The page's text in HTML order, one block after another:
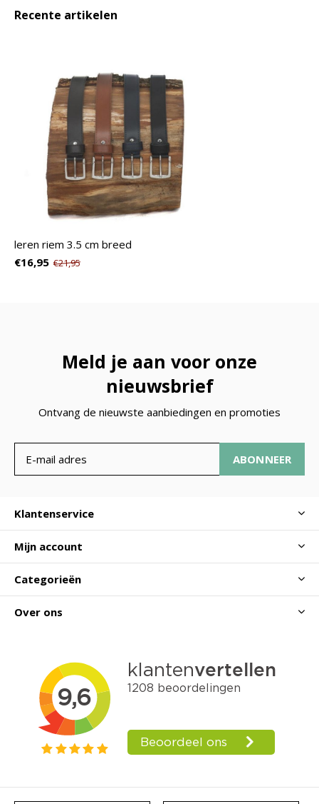
Recente artikelen
leren riem 3.5 cm breed
€16,95 €21,95
Meld je aan voor onze
nieuwsbrief
Ontvang de nieuwste aanbiedingen en promoties
ABONNEER
Klantenservice
Mijn account
Categorieën
Over ons